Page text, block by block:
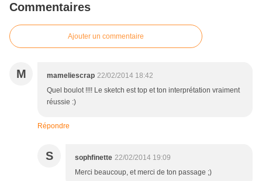
Commentaires
Ajouter un commentaire
M mameliescrap 22/02/2014 18:42
Quel boulot !!!! Le sketch est top et ton interprétation vraiment
réussie :)
Répondre
S sophfinette 22/02/2014 19:09
Merci beaucoup, et merci de ton passage ;)